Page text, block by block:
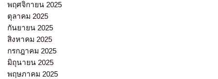
พฤศจิกายน 2025
ตุลาคม 2025
กันยายน 2025
สิงหาคม 2025
กรกฎาคม 2025
มิถุนายน 2025
พฤษภาคม 2025